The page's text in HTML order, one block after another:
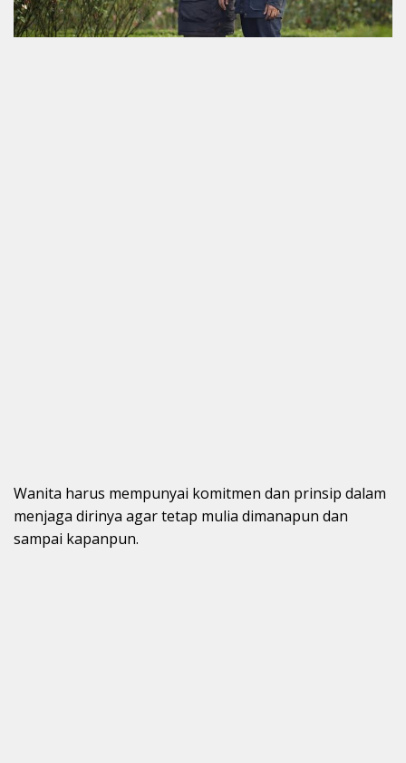
Wanita harus mempunyai komitmen dan prinsip dalam
menjaga dirinya agar tetap mulia dimanapun dan
sampai kapanpun.